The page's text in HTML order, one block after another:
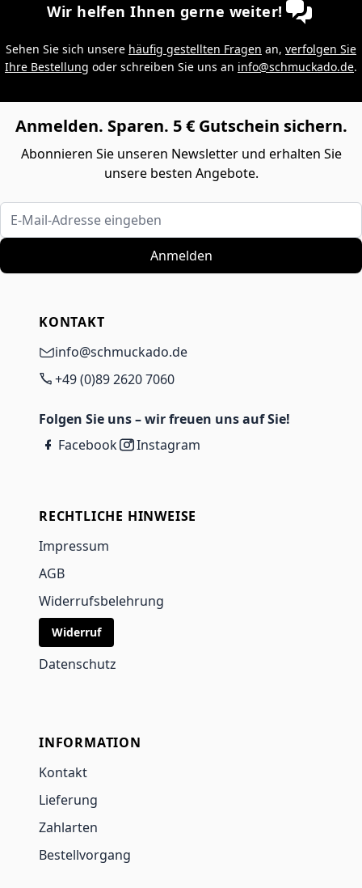
Wir helfen Ihnen gerne weiter!
Sehen Sie sich unsere häufig gestellten Fragen an, verfolgen Sie
Ihre Bestellung oder schreiben Sie uns an info@schmuckado.de.
Anmelden. Sparen. 5 € Gutschein sichern.
Abonnieren Sie unseren Newsletter und erhalten Sie
unsere besten Angebote.
E-Mail-Adresse eingeben
Anmelden
KONTAKT
info@schmuckado.de
+49 (0)89 2620 7060
Folgen Sie uns – wir freuen uns auf Sie!
Facebook
Instagram
RECHTLICHE HINWEISE
Impressum
AGB
Widerrufsbelehrung
Widerruf
Datenschutz
INFORMATION
Kontakt
Lieferung
Zahlarten
Bestellvorgang